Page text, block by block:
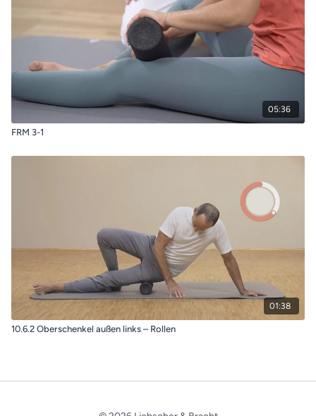
05:36
FRM 3-1
01:38
10.6.2 Oberschenkel außen links – Rollen